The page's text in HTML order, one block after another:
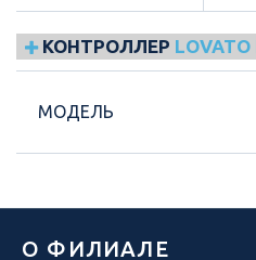
КОНТРОЛЛЕР
МОДЕЛЬ
О ФИЛИАЛЕ